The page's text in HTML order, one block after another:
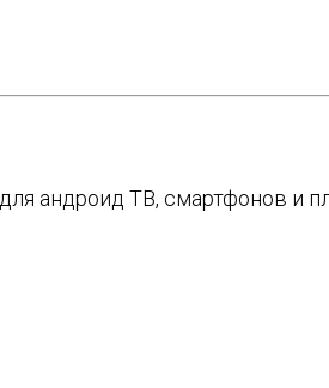
андроид ТВ, смартфонов и